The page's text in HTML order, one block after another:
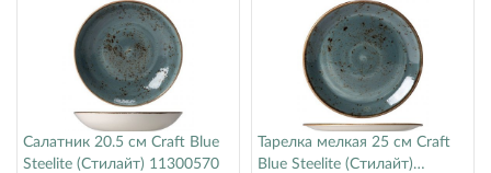
Салатник 20.5 см Craft Blue
Steelite (Стилайт) 11300570
Тарелка мелкая 25 см Craft
Blue Steelite (Стилайт)